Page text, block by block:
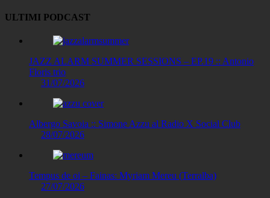
ULTIMI PODCAST
JAZZ ALARM SUMMER SESSIONS – EP.19 :: Antonio
Floris trio
31/07/2026
Albergo Savoia :: Simone Azzu al Radio X Social Club
28/07/2026
Tempus de oi – Fainas: Myriam Mereu (Terralba)
27/07/2026